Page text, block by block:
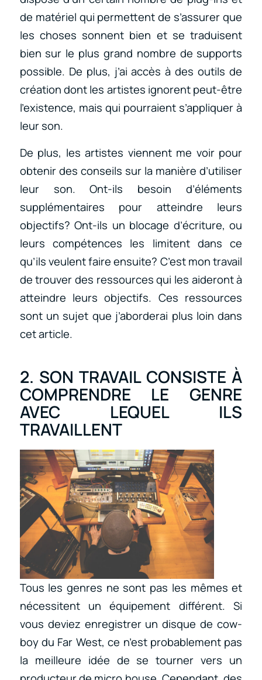
de matériel qui permettent de s’assurer que
les choses sonnent bien et se traduisent
bien sur le plus grand nombre de supports
possible. De plus, j’ai accès à des outils de
création dont les artistes ignorent peut-être
l’existence, mais qui pourraient s’appliquer à
leur son.
De plus, les artistes viennent me voir pour
obtenir des conseils sur la manière d’utiliser
leur son. Ont-ils besoin d’éléments
supplémentaires pour atteindre leurs
objectifs? Ont-ils un blocage d’écriture, ou
leurs compétences les limitent dans ce
qu’ils veulent faire ensuite? C’est mon travail
de trouver des ressources qui les aideront à
atteindre leurs objectifs. Ces ressources
sont un sujet que j’aborderai plus loin dans
cet article.
2. SON TRAVAIL CONSISTE À
COMPRENDRE LE GENRE
AVEC LEQUEL ILS
TRAVAILLENT
Tous les genres ne sont pas les mêmes et
nécessitent un équipement différent. Si
vous deviez enregistrer un disque de cow-
boy du Far West, ce n’est probablement pas
la meilleure idée de se tourner vers un